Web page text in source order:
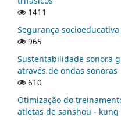
1411
Segurança
965
Sustentabilidade sonora
através de ondas sonoras
610
Otimização do
atletas de sanshou - kung